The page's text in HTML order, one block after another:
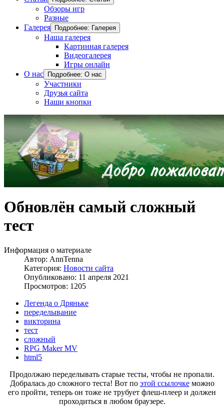
Обзоры игр
Разные
Галерея
Подробнее: Галерея
Наша галерея
Картинная галерея
Видеогалерея
Игры онлайн
О нас
Подробнее: О нас
Участники
Друзья сайта
Наши кнопки
Обновлён самый сложный
тест
Информация о материале
Автор: AnnTenna
Категория: Новости сайта
Опубликовано: 11 апреля 2021
Просмотров: 1205
Легенда о Дряньке
переделывание
викторина
тест
сложный
RPG Maker MV
html5
Продолжаю переделывать старые тесты, чтобы не пропали.
Добралась до сложного теста! Вот по этой ссылочкеможно
его пройти, теперь он тоже не трубует флеш-плеер и должен
проходиться в любом браузере.